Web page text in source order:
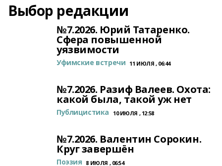
Выбор редакции
№7.2026. Юрий Татаренко.
Сфера повышенной
уязвимости
Уфимские встречи 11 ИЮЛЯ , 06:44
№7.2026. Разиф Валеев. Охота:
какой была, такой уж нет
Публицистика 10 ИЮЛЯ , 12:58
№7.2026. Валентин Сорокин.
Круг завершён
Поэзия 8 ИЮЛЯ , 06:54